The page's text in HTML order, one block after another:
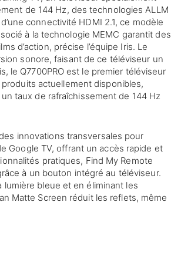
de 144 Hz, des technologies ALLM
connectivité HDMI 2.1, ce modèle
à la technologie MEMC garantit des
d’action, précise l’équipe Iris. Le
sonore, faisant de ce téléviseur un
le Q7700PRO est le premier téléviseur
actuellement disponibles,
taux de rafraîchissement de 144 Hz
innovations transversales pour
Google TV, offrant un accès rapide et
pratiques, Find My Remote
à un bouton intégré au téléviseur.
lumière bleue et en éliminant les
Matte Screen réduit les reflets, même